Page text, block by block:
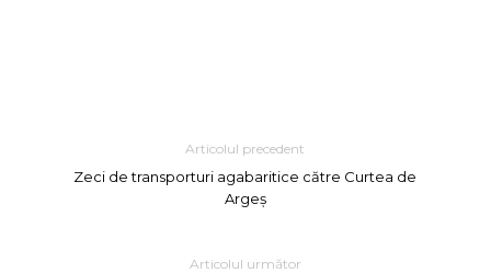
Articolul precedent
Zeci de transporturi agabaritice către Curtea de
Argeș
Articolul următor